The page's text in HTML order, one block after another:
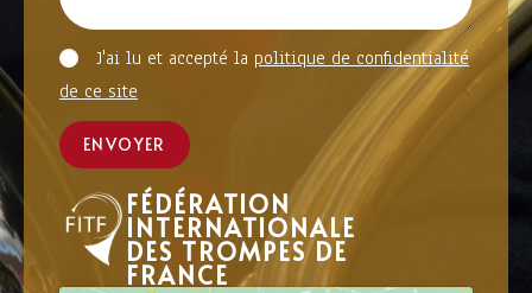
J'ai lu et accepté la politique de confidentialité
de ce site
ENVOYER
FÉDÉRATION
INTERNATIONALE
DES TROMPES DE
FRANCE